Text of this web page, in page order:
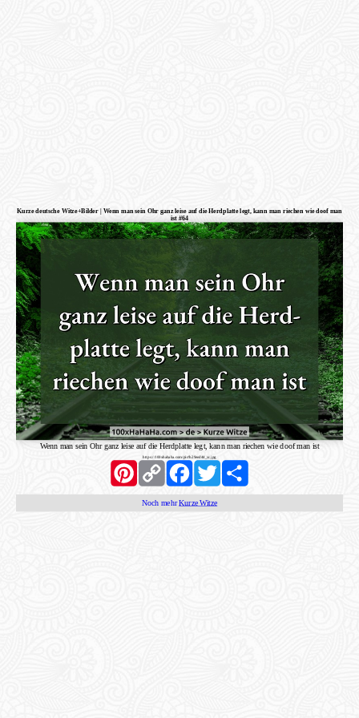
Kurze deutsche Witze+Bilder | Wenn man sein Ohr ganz leise auf die Herdplatte legt, kann man riechen wie doof man
ist #64
Wenn man sein Ohr ganz leise auf die Herdplatte legt, kann man riechen wie doof man ist
https://100xhahaha.com/pic!b29eed44_sr.jpg
PinterestCopy
Link
FacebookTwitter Share
Noch mehrKurze Witze